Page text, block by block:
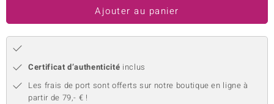
Ajouter au panier
Certificat d’authenticité inclus
Les frais de port sont offerts sur notre boutique en ligne à
partir de 79,- € !